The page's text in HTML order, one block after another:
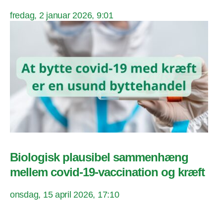
fredag, 2 januar 2026, 9:01
Biologisk plausibel sammenhæng
mellem covid-19-vaccination og kræft
onsdag, 15 april 2026, 17:10